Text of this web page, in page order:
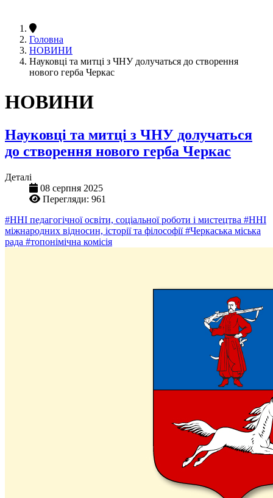
Головна
НОВИНИ
Науковці та митці з ЧНУ долучаться до створення
нового герба Черкас
НОВИНИ
Науковці та митці з ЧНУ долучаться
до створення нового герба Черкас
Деталі
08 серпня 2025
Перегляди: 961
#ННІ педагогічної освіти, соціальної роботи і мистецтва #ННІ
міжнародних відносин, історії та філософії#Черкаська міська
рада #топонімічна комісія